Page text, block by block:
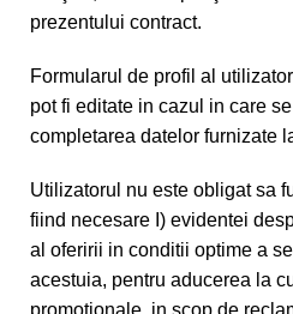
prezentului contract.
Formularul de profil al
pot fi editate in cazul in care
completarea datelor furnizate
Utilizatorul nu este obligat sa
fiind necesare I) evidentei
al oferirii in conditii optime a
acestuia, pentru aducerea la
promotionale, in scop de